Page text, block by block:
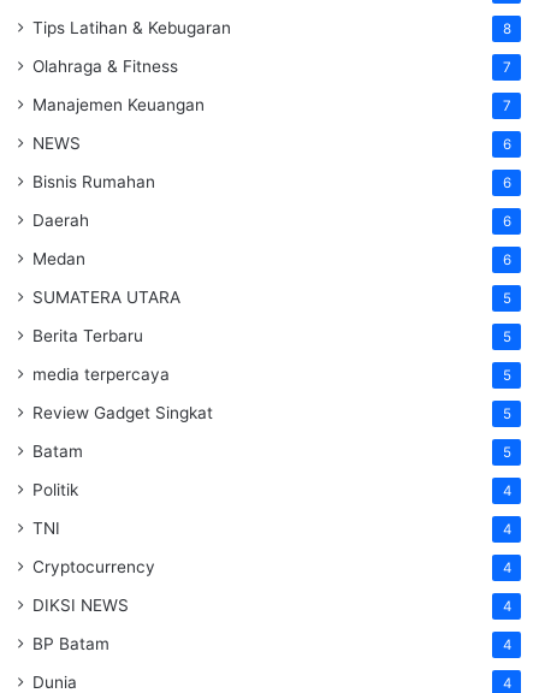
Tips Latihan & Kebugaran 8
Olahraga & Fitness 7
Manajemen Keuangan 7
NEWS 6
Bisnis Rumahan 6
Daerah 6
Medan 6
SUMATERA UTARA 5
Berita Terbaru 5
media terpercaya 5
Review Gadget Singkat 5
Batam 5
Politik 4
TNI 4
Cryptocurrency 4
DIKSI NEWS 4
BP Batam 4
Dunia 4